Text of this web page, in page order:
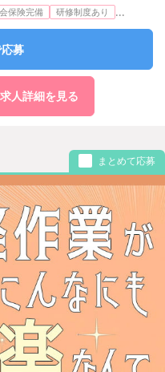
保険完備 研修制度あり ...
募
求人詳細を見る
まとめて応募